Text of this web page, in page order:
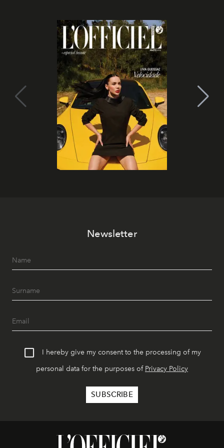
Newsletter
I hereby give my consent to the processing of my
personal data for the purposes of Privacy Policy